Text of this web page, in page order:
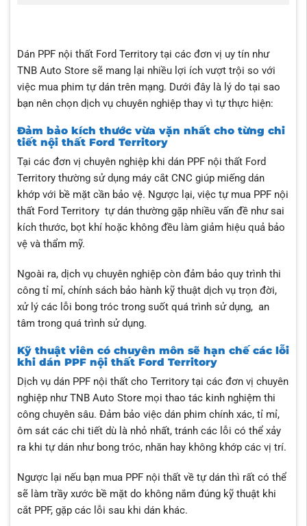
Dán PPF nội thất Ford Territory tại các đơn vị uy tín như
TNB Auto Store sẽ mang lại nhiều lợi ích vượt trội so với
việc mua phim tự dán trên mạng. Dưới đây là lý do tại sao
bạn nên chọn dịch vụ chuyên nghiệp thay vì tự thực hiện:
Đảm bảo kích thước vừa vặn nhất cho từng chi
tiết nội thất Ford Territory
Tại các đơn vị chuyên nghiệp khi dán PPF nội thất Ford
Territory thường sử dụng máy cắt CNC giúp miếng dán
khớp với bề mặt cần bảo vệ. Ngược lại, việc tự mua PPF nội
thất Ford Territory tự dán thường gặp nhiều vấn đề như sai
kích thước, bọt khí hoặc không đều làm giảm hiệu quả bảo
vệ và thẩm mỹ.
Ngoài ra, dịch vụ chuyên nghiệp còn đảm bảo quy trình thi
công tỉ mỉ, chính sách bảo hành kỹ thuật dịch vụ trọn đời,
xử lý các lỗi bong tróc trong suốt quá trình sử dụng, an
tâm trong quá trình sử dụng.
Kỹ thuật viên có chuyên môn sẽ hạn chế các lỗi
khi dán PPF nội thất Ford Territory
Dịch vụ dán PPF nội thất cho Territory tại các đơn vị chuyên
nghiệp như TNB Auto Store mọi thao tác kinh nghiệm thi
công chuyên sâu. Đảm bảo việc dán phim chính xác, tỉ mỉ,
ôm sát các chi tiết dù là nhỏ nhất, tránh các lỗi có thể xảy
ra khi tự dán như bong tróc, nhăn hay không khớp các vị trí.
Ngược lại nếu bạn mua PPF nội thất về tự dán thì rất có thể
sẽ làm trầy xước bề mặt do không nắm đúng kỹ thuật khi
cắt PPF, gặp các lỗi sau khi dán khác.